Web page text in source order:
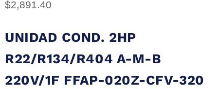
Precio actual
$2,891.40
UNIDAD COND. 2HP
R22/R134/R404 A-M-B
220V/1F FFAP-020Z-CFV-320